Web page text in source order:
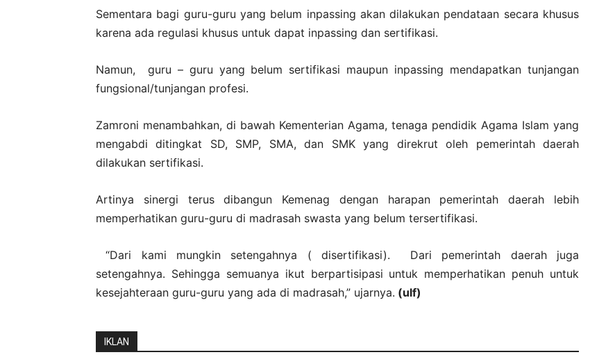
Sementara bagi guru-guru yang belum inpassing akan dilakukan pendataan secara khusus
karena ada regulasi khusus untuk dapat inpassing dan sertifikasi.
Namun, guru – guru yang belum sertifikasi maupun inpassing mendapatkan tunjangan
fungsional/tunjangan profesi.
Zamroni menambahkan, di bawah Kementerian Agama, tenaga pendidik Agama Islam yang
mengabdi ditingkat SD, SMP, SMA, dan SMK yang direkrut oleh pemerintah daerah
dilakukan sertifikasi.
Artinya sinergi terus dibangun Kemenag dengan harapan pemerintah daerah lebih
memperhatikan guru-guru di madrasah swasta yang belum tersertifikasi.
“Dari kami mungkin setengahnya ( disertifikasi). Dari pemerintah daerah juga
setengahnya. Sehingga semuanya ikut berpartisipasi untuk memperhatikan penuh untuk
kesejahteraan guru-guru yang ada di madrasah,” ujarnya. (ulf)
IKLAN